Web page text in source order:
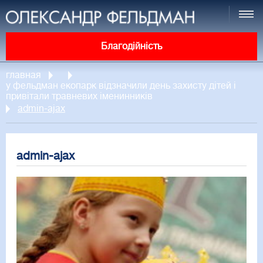
Благодійність
главная
у фельдман екопарк відзначили день захисту дітей і
привітали травневих іменинників
admin-ajax
admin-ajax